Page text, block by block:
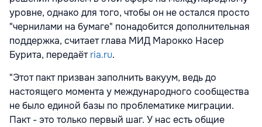
уровне, однако для того, чтобы он не остался просто
"чернилами на бумаге" понадобится дополнительная
поддержка, считает глава МИД Марокко Насер
Бурита, передаётria.ru.
"Этот пакт призван заполнить вакуум, ведь до
настоящего момента у международного сообщества
не было единой базы по проблематике миграции.
Пакт - это только первый шаг. У нас есть общие